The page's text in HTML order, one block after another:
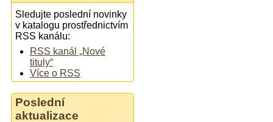
Sledujte poslední novinky
v katalogu prostřednictvím
RSS kanálu:
RSS kanál „Nové
tituly“
Více o RSS
Poslední
aktualizace